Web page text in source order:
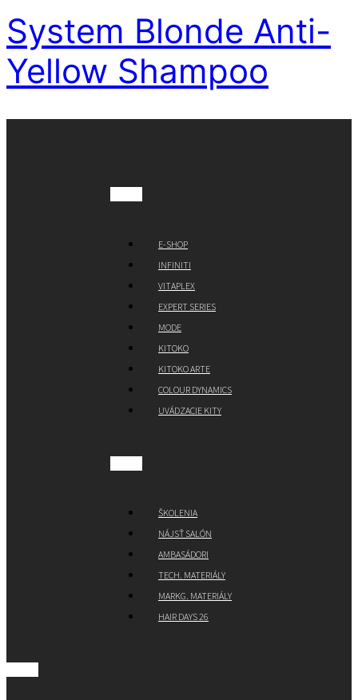
System Blonde Anti-
Yellow Shampoo
E-SHOP
INFINITI
VITAPLEX
EXPERT SERIES
MODE
KITOKO
KITOKO ARTE
COLOUR DYNAMICS
UVÁDZACIE KITY
ŠKOLENIA
NÁJSŤ SALÓN
AMBASÁDORI
TECH. MATERIÁLY
MARKG. MATERIÁLY
HAIR DAYS 26